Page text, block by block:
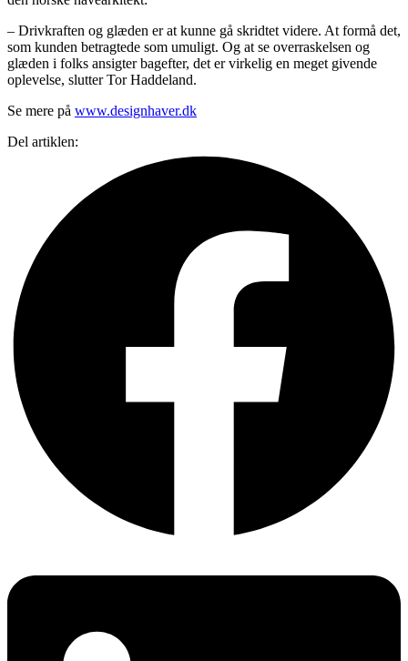
– Drivkraften og glæden er at kunne gå skridtet videre. At formå det,
som kunden betragtede som umuligt. Og at se overraskelsen og
glæden i folks ansigter bagefter, det er virkelig en meget givende
oplevelse, slutter Tor Haddeland.
Se mere på www.designhaver.dk
Del artiklen: